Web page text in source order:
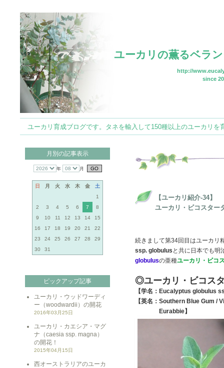
ユーカリの薫るベラ
http://
since
ユーカリ育成ブログです。タネを輸入して150種以上のユーカリ
月別の記事表示
年 月
日 月 火 水 木 金
土
1
2
3 4 5 6 7
8
9
10 11 12 13 14
15
16
17 18 19 20 21
22
23
24 25 26 27 28
29
30
31
ピックアップ記事
ユーカリ・ウッドワーディ
ー（woodwardii）の開花
2016年03月25日
ユーカリ・カエシア・マグ
ナ（caesia ssp. magna）
の開花！
2015年04月15日
西オーストラリアのユーカ
【ユーカリ紹介-34】
ユーカリ・ビコスタ
続きまして第34回目はユーカリ
ssp. globulus と共に日本でも明
globulusの亜種ユーカリ・ビコ
◎ユーカリ・ビコス
【学名：Eucalyptus globulus
【英名：Southern Blue Gum /
Eurabbie】